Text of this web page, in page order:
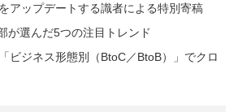
アップデートする識者による特別寄稿
が選んだ5つの注目トレンド
ビジネス形態別（BtoC／BtoB）」でクロ